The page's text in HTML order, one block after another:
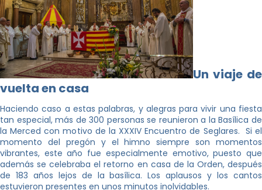
Un viaje de
vuelta en casa
Haciendo caso a estas palabras, y alegras para vivir una fiesta
tan especial, más de 300 personas se reunieron a la Basílica de
la Merced con motivo de la XXXIV Encuentro de Seglares. Si el
momento del pregón y el himno siempre son momentos
vibrantes, este año fue especialmente emotivo, puesto que
además se celebraba el retorno en casa de la Orden, después
de 183 años lejos de la basílica. Los aplausos y los cantos
estuvieron presentes en unos minutos inolvidables.